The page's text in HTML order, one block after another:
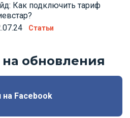
Как подключить тариф
Статьи
обновления
на Facebook